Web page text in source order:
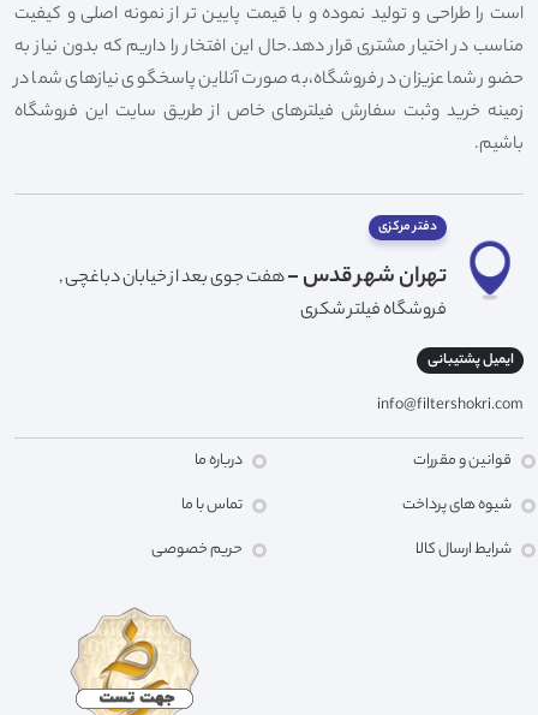
است را طراحی و تولید نموده و با قیمت پایین تر از نمونه اصلی و کیفیت
مناسب در اختیار مشتری قرار دهد.حال این افتخار را داریم که بدون نیاز به
حضور شما عزیزان در فروشگاه،به صورت آنلاین پاسخگوی نیازهای شما در
زمینه خرید وثبت سفارش فیلترهای خاص از طریق سایت این فروشگاه
باشیم.
دفتر مرکزی
تهران شهر قدس -هفت جوی بعد از خیابان دباغچی ,
فروشگاه فیلتر شکری
ایمیل پشتیبانی
info@filtershokri.com
قوانین و مقررات
شیوه های پرداخت
شرایط ارسال کالا
درباره ما
تماس با ما
حریم خصوصی